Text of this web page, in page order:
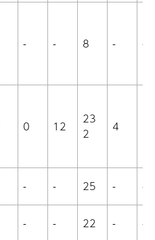
- - 8 - -
0 12
23
2
4
- - 25 -
-
- - 22 -
-